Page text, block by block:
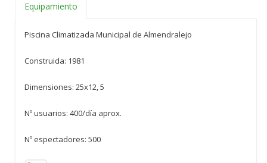
Equipamiento
Piscina Climatizada Municipal de Almendralejo
Construida: 1981
Dimensiones: 25x12, 5
Nº usuarios: 400/día aprox.
Nº espectadores: 500